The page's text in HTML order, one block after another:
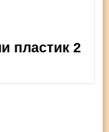
пластик 2